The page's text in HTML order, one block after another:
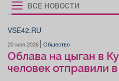
Работа Транспорт
Рукбрики
новостей
ВСЕ НОВОСТИ
VSE42.RU
20 мая 2026 Общество
Облава на цыган в
человек отправили